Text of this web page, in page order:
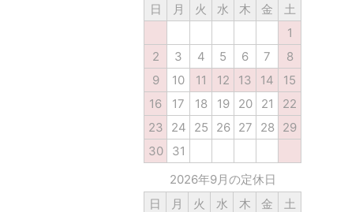
日
月 火 水 木 金
土
1
2
3 4 5 6 7
8
9
10 11 12 13 14
15
16
17 18 19 20 21
22
23
24 25 26 27 28
29
30
31
2026年9月の定休日
日
月 火 水 木 金
土